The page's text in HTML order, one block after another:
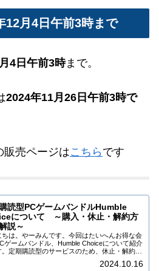
12月4日午前3時まで
4日午前3時まで。
2024年11月26日午前3時で
販売ページはこちら です
読型PCゲームバンドルHumble
について ～購入・休止・解約方
説～
ちは。やーみんです。今回はたいへんお得な会
ゲームバンドル、Humble Choiceについて紹介
。定期購読型のサービスのため、休止・解約を
と毎月自動的にバンドルが届く仕組みになって
ので、一時休止・解約の方法も...2024.10.16